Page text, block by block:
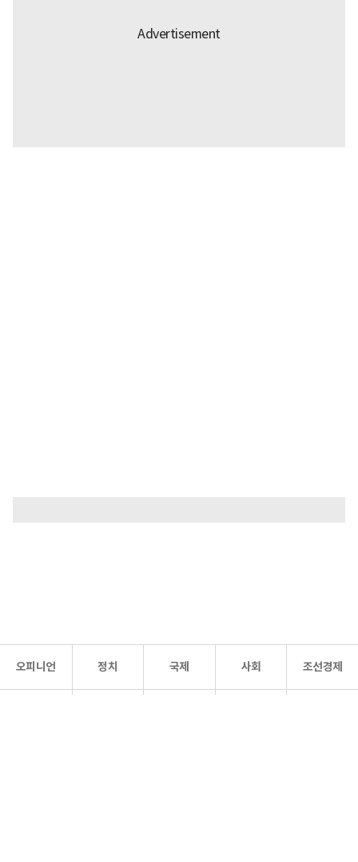
오피니언 정치 국제 사회 조선경제